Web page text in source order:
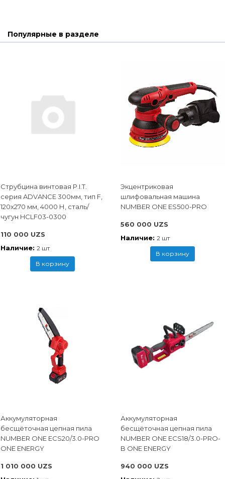
Популярные в разделе
Струбцина винтовая P.I.T.
cерия ADVANCE 300мм, тип F,
120x270 мм, 4000 Н, сталь/
чугун HCLF03-0300
110 000 UZS
Наличие: 2 шт
В корзину
Экцентриковая
шлифовальная машина
NUMBER ONE ES500-PRO
560 000 UZS
Наличие: 2 шт
В корзину
Аккумуляторная
бесщёточная цепная пила
NUMBER ONE ECS20/3.0-PRO
ONE ENERGY
1 010 000 UZS
Аккумуляторная
бесщёточная цепная пила
NUMBER ONE ECS18/3.0-PRO-
B ONE ENERGY
940 000 UZS